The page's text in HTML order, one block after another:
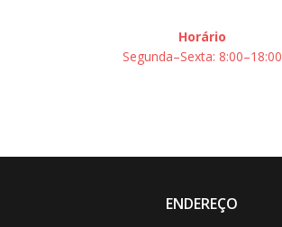
Horário
Segunda–Sexta: 8:00–18:00
ENDEREÇO